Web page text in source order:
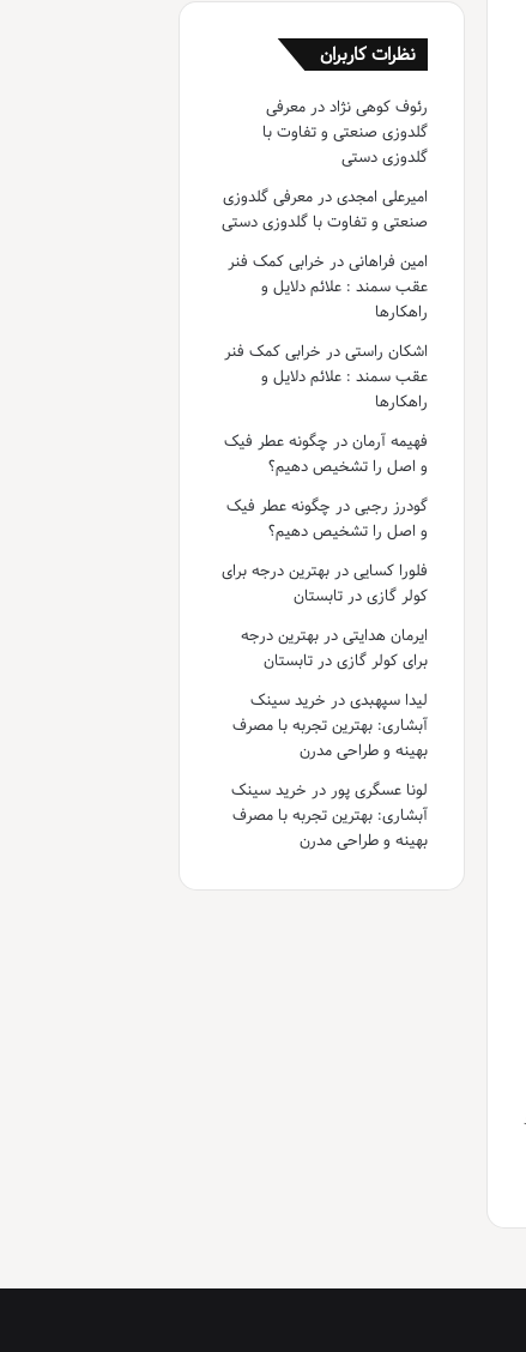
نظرات کاربران
رئوف کوهی نژاددر معرفی
گلدوزی صنعتی و تفاوت با
گلدوزی دستی
امیرعلی امجدیدر معرفی گلدوزی
صنعتی و تفاوت با گلدوزی دستی
امین فراهانیدر خرابی کمک فنر
عقب سمند : علائم دلایل و
راهکارها
اشکان راستیدر خرابی کمک فنر
عقب سمند : علائم دلایل و
راهکارها
فهیمه آرماندر چگونه عطر فیک
و اصل را تشخیص دهیم؟
گودرز رجبیدر چگونه عطر فیک
و اصل را تشخیص دهیم؟
فلورا کساییدر بهترین درجه برای
کولر گازی در تابستان
ایرمان هدایتیدر بهترین درجه
برای کولر گازی در تابستان
لیدا سپهبدیدر خرید سینک
آبشاری: بهترین تجربه با مصرف
بهینه و طراحی مدرن
لونا عسگری پور در خرید سینک
آبشاری: بهترین تجربه با مصرف
بهینه و طراحی مدرن